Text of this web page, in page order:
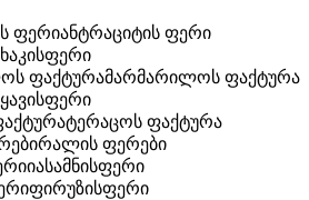
ანტრაციტის ფერი
ხაკისფერი
მარმარილოს ფაქტურა
ყავისფერი
ტერაცოს ფაქტურა
რალის ფერები
იასამნისფერი
ფირუზისფერი